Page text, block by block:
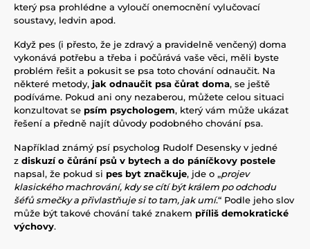
který psa prohlédne a vyloučí onemocnění vylučovací
soustavy, ledvin apod.
Když pes (i přesto, že je zdravý a pravidelně venčený) doma
vykonává potřebu a třeba i počůrává vaše věci, měli byste
problém řešit a pokusit se psa toto chování odnaučit. Na
některé metody, jak odnaučit psa čůrat doma, se ještě
podíváme. Pokud ani ony nezaberou, můžete celou situaci
konzultovat se psím psychologem, který vám může ukázat
řešení a předně najít důvody podobného chování psa.
Například známý psí psycholog Rudolf Desensky v jedné
z diskuzí o čůrání psů v bytech a do páníčkovy postele
napsal, že pokud si pes byt značkuje, jde o „projev
klasického machrování, kdy se cítí být králem po odchodu
šéfů smečky a přivlastňuje si to tam, jak umí.“ Podle jeho slov
může být takové chování také znakem příliš demokratické
výchovy.